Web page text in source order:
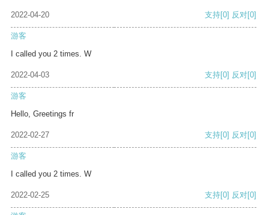
2022-04-20 支持[0] 反对[0]
游客
I called you 2 times. W
2022-04-03 支持[0] 反对[0]
游客
Hello, Greetings fr
2022-02-27 支持[0] 反对[0]
游客
I called you 2 times. W
2022-02-25 支持[0] 反对[0]